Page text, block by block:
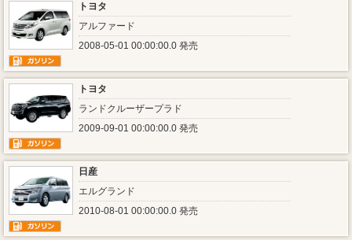
トヨタ
アルファード
2008-05-01 00:00:00.0 発売
トヨタ
ランドクルーザープラド
2009-09-01 00:00:00.0 発売
日産
エルグランド
2010-08-01 00:00:00.0 発売